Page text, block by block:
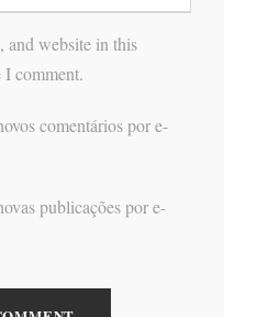
and website in this
I comment.
comentários por e-
publicações por e-